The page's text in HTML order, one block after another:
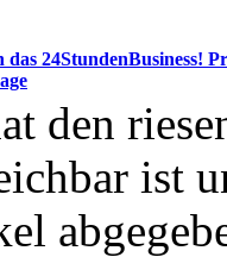
das 24StundenBusiness!
den
ist